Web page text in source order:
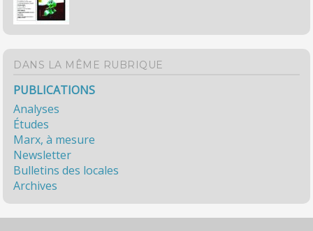
DANS LA MÊME RUBRIQUE
PUBLICATIONS
Analyses
Études
Marx, à mesure
Newsletter
Bulletins des locales
Archives